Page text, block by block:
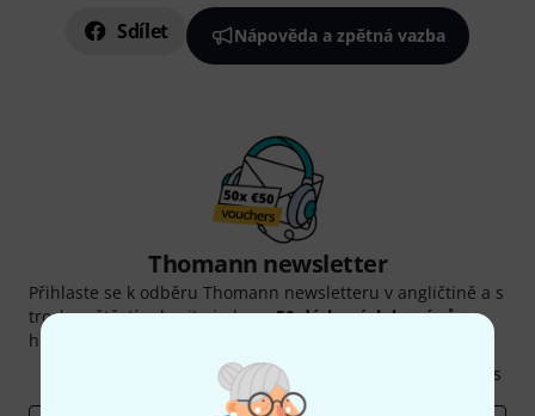
Sdílet Nápověda a zpětná vazba
Thomann newsletter
Přihlaste se k odběru Thomann newsletteru v angličtině a s
trochou štěstí vyhrajte jeden z50 dárkových kupónův
hodnotě
Inspirativní příspěvky
Nabídky Thomann Insights